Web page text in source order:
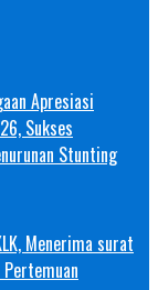
Apresiasi
Sukses
Stunting
Menerima surat